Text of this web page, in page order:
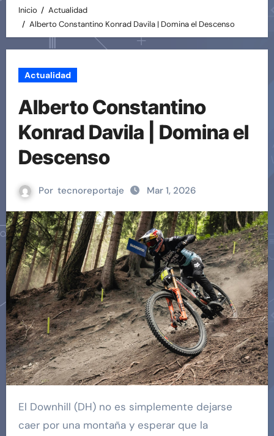
Inicio
Actualidad
Alberto Constantino Konrad Davila | Domina el Descenso
Actualidad
Alberto Constantino
Konrad Davila | Domina el
Descenso
Por tecnoreportaje Mar 1, 2026
El Downhill (DH) no es simplemente dejarse
caer por una montaña y esperar que la